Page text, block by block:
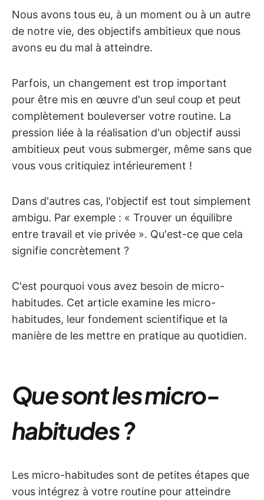
Nous avons tous eu, à un moment ou à un autre
de notre vie, des objectifs ambitieux que nous
avons eu du mal à atteindre.
Parfois, un changement est trop important
pour être mis en œuvre d'un seul coup et peut
complètement bouleverser votre routine. La
pression liée à la réalisation d'un objectif aussi
ambitieux peut vous submerger, même sans que
vous vous critiquiez intérieurement !
Dans d'autres cas, l'objectif est tout simplement
ambigu. Par exemple : « Trouver un équilibre
entre travail et vie privée ». Qu'est-ce que cela
signifie concrètement ?
C'est pourquoi vous avez besoin de micro-
habitudes. Cet article examine les micro-
habitudes, leur fondement scientifique et la
manière de les mettre en pratique au quotidien.
Que sont les micro-
habitudes ?
Les micro-habitudes sont de petites étapes que
vous intégrez à votre routine pour atteindre